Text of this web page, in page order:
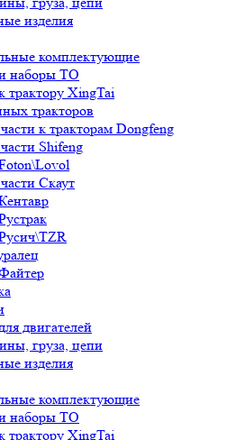
изделия
комплектующие
наборы ТО
трактору XingTai
тракторов
к тракторам Dongfeng
Shifeng
Скаут
двигателей
груза, цепи
изделия
комплектующие
наборы ТО
трактору XingTai